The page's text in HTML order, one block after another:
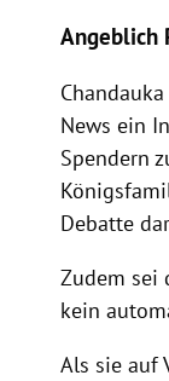
Angeblich
News ein
Spendern
Debatte
Zudem sei
kein
Als sie auf